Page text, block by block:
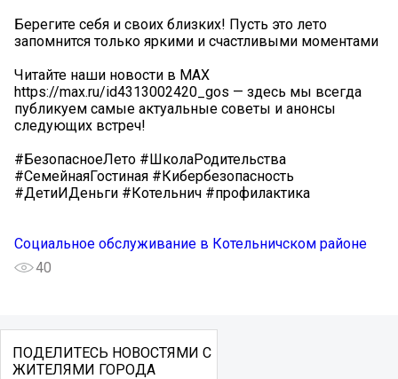
Берегите себя и своих близких! Пусть это лето
запомнится только яркими и счастливыми моментами
Читайте наши новости в МАХ
https://max.ru/id4313002420_gos — здесь мы всегда
публикуем самые актуальные советы и анонсы
следующих встреч!
#БезопасноеЛето #ШколаРодительства
#СемейнаяГостиная #Кибербезопасность
#ДетиИДеньги #Котельнич #профилактика
Социальное обслуживание в Котельничском районе
40
ПОДЕЛИТЕСЬ НОВОСТЯМИ С
ЖИТЕЛЯМИ ГОРОДА